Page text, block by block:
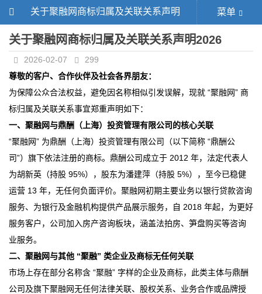
关于聚融网商标归属及关联关系声明
2026
菜单
关于聚融网商标归属及关联关系声明2026
2026-02-07
299
尊敬的客户、合作伙伴及社会各界朋友：
为保障公众合法权益，避免因名称相似引发误解，现就 “聚融网” 商
标归属及关联关系事宜郑重声明如下：
一、聚融网与鼎酬（上海）投资管理有限公司的核心关联
“聚融网” 为鼎酬（上海）投资管理有限公司（以下简称 “鼎酬公
司”）旗下依法注册的商标。鼎酬公司成立于 2012 年，法定代表人
为胡新英（持股 95%），股东为潘建萍（持股 5%），至今已稳健
运营 13 年，无任何负面评价。聚融网初期主要业务以银行贷款咨询
服务、为银行及金融机构提供产品展示服务，自 2018 年起，为更好
服务客户，公司加入房产咨询板块，涵盖法拍房、笋盘购买等咨询
业服务。
二、聚融网与其他 “聚融” 类企业及商标无任何关联
市场上存在部分名称含 “聚融” 字样的企业及商标，此类主体与鼎酬
公司及旗下聚融网无任何法律关联、股权关系、业务合作或品牌授